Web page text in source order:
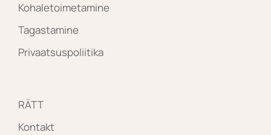
Kohaletoimetamine
Tagastamine
Privaatsuspoliitika
RÄTT
Kontakt